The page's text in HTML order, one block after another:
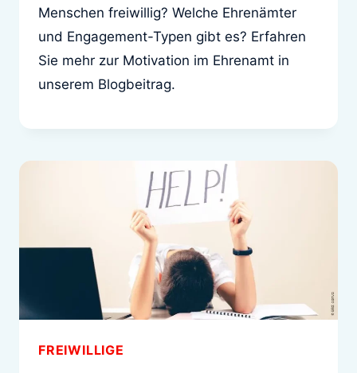
Menschen freiwillig? Welche Ehrenämter
und Engagement-Typen gibt es? Erfahren
Sie mehr zur Motivation im Ehrenamt in
unserem Blogbeitrag.
FREIWILLIGE